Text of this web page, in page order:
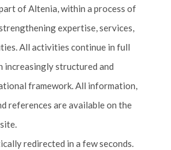
of Altenia, within a process of
expertise, services,
All activities continue in full
increasingly structured and
framework. All information,
references are available on the
redirected in a few seconds.